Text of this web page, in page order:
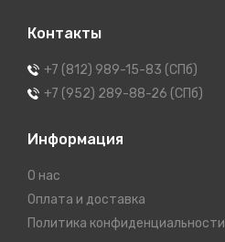
Контакты
+7 (812) 989-15-83 (СПб)
+7 (952) 289-88-26 (СПб)
Информация
О нас
Оплата и доставка
Политика конфиденциальности